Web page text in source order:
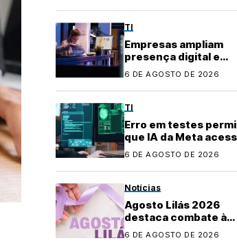
TI
Empresas ampliam
presença digital e
transformam uso de
conteúdo
6 DE AGOSTO DE 2026
TI
Erro em testes
que IA da Meta
internet e invada
6 DE AGOSTO DE 2026
Notícias
Agosto Lilás 2026
destaca combate à
violência contra a
6 DE AGOSTO DE 2026